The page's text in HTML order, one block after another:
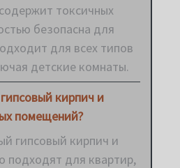
токсичных
безопасна для
для всех типов
детские комнаты.
кирпич и
помещений?
гипсовый кирпич и
подходят для квартир,